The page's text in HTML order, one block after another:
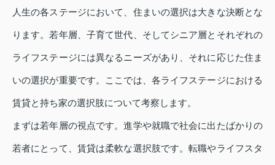
人生の各ステージにおいて、住まいの選択は大きな決断とな
ります。若年層、子育て世代、そしてシニア層とそれぞれの
ライフステージには異なるニーズがあり、それに応じた住ま
いの選択が重要です。ここでは、各ライフステージにおける
賃貸と持ち家の選択肢について考察します。
まずは若年層の視点です。進学や就職で社会に出たばかりの
若者にとって、賃貸は柔軟な選択肢です。転職やライフスタ